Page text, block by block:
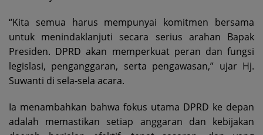
“Kita semua harus mempunyai komitmen bersama
untuk menindaklanjuti secara serius arahan Bapak
Presiden. DPRD akan memperkuat peran dan fungsi
legislasi, penganggaran, serta pengawasan,” ujar Hj.
Suwanti di sela-sela acara.
Ia menambahkan bahwa fokus utama DPRD ke depan
adalah memastikan setiap anggaran dan kebijakan